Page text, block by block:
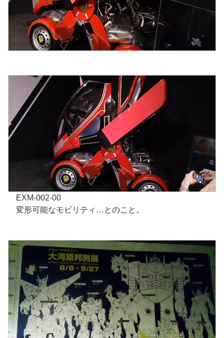
EXM-002-00
変形可能なモビリティ…とのこと。